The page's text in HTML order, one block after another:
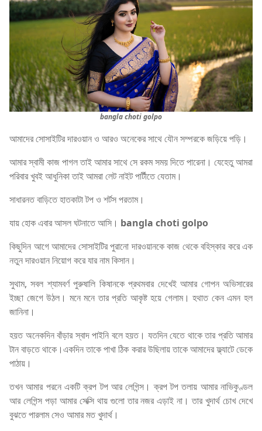
bangla choti golpo
আমাদের সোসাইটির দারওয়ান ও আরও অনেকের সাথে যৌন সম্পরকে জড়িয়ে পড়ি।
আমার স্বামী কাজ পাগল তাই আমার সাথে সে রকম সময় দিতে পারেনা। যেহেতু আমরা
পরিবার খুবই আধুনিকা তাই আমরা লেট নাইট পার্টীতে যেতাম।
সাধারনত বাড়িতে হাতকাটা টপ ও শর্টস পরতাম।
যায় হোক এবার আসল ঘটনাতে আসি। bangla choti golpo
কিছুদিন আগে আমাদের সোসাইটির পুরানো দারওয়ানকে কাজ থেকে বহিস্কার করে এক
নতুন দারওয়ান নিয়োগ করে যার নাম কিসান।
সুথাম, সবল শ্যামবর্ণ পুরুষালি কিষানকে প্রথমবার দেখেই আমার গোপন অভিসারের
ইচ্ছা জেগে উঠল। মনে মনে তার প্রতি আকৃষ্ট হয়ে গেলাম। হথাত কেন এমন হল
জানিনা।
হয়ত অনেকদিন বাঁড়ার স্বাদ পাইনি বলে হয়ত। যতদিন যেতে থাকে তার প্রতি আমার
টান বাড়তে থাকে।একদিন তাকে পাখা ঠিক করার উছিলায় তাকে আমাদের ফ্ল্যাটে ডেকে
পাঠায়।
তখন আমার পরনে একটি ক্রপ টপ আর লেগিন্স। ক্রপ টপ তলায় আমার নাভিকুণ্ডল
আর লেগিন্স পড়া আমার সেক্সি থায় গুলো তার নজর এড়াই না। তার খুদার্থ চোখ দেখে
বুঝতে পারলাম সেও আমার মত খুদার্থ।